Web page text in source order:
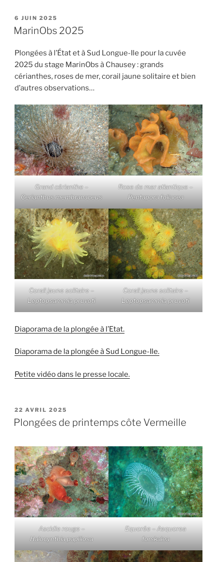
PUBLIÉ
LE
6 JUIN 2025
MarinObs 2025
Plongées à l’État et à Sud Longue-Ile pour la cuvée
2025 du stage MarinObs à Chausey : grands
cérianthes, roses de mer, corail jaune solitaire et bien
d’autres observations…
Grand cérianthe –
Cerianthus membranaceus
Rose de mer atlantique –
Pentapora foliacea
Corail jaune solitaire –
Leptopsammia pruvoti
Corail jaune solitaire –
Leptopsammia pruvoti
Diaporama de la plongée à l’Etat.
Diaporama de la plongée à Sud Longue-Ile.
Petite vidéo dans le presse locale.
PUBLIÉ
LE
22 AVRIL 2025
Plongées de printemps côte Vermeille
Ascidie rouge –
Halocynthia papillosa
Equorée – Aequorea
forskalea